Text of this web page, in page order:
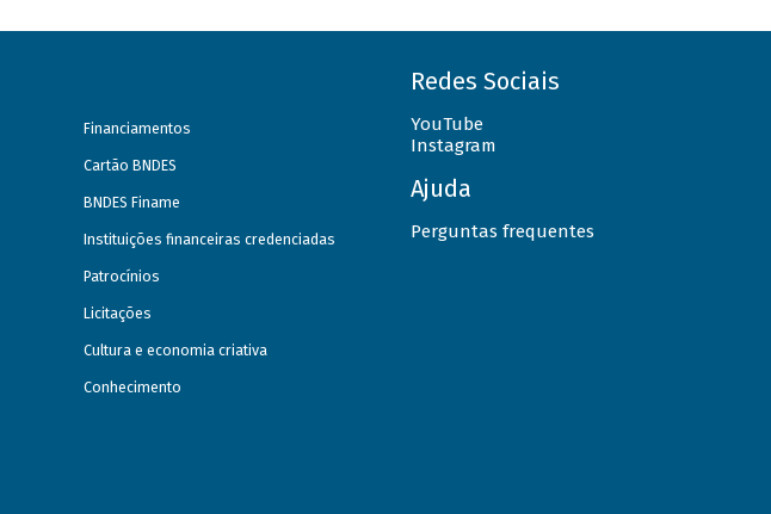
Financiamentos
Cartão BNDES
BNDES Finame
Instituições financeiras credenciadas
Patrocínios
Licitações
Cultura e economia criativa
Conhecimento
Redes Sociais
YouTube
Instagram
Ajuda
Perguntas frequentes